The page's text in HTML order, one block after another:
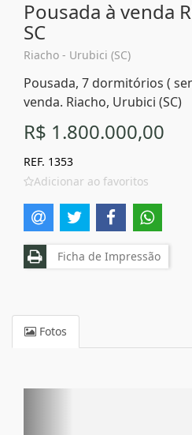
Pousada à venda
SC
Riacho - Urubici (SC)
Pousada, 7 dormitórios (
venda. Riacho, Urubici (SC)
R$ 1.800.000,00
REF. 1353
Adicionar ao favoritos
Ficha de Impressão
Fotos